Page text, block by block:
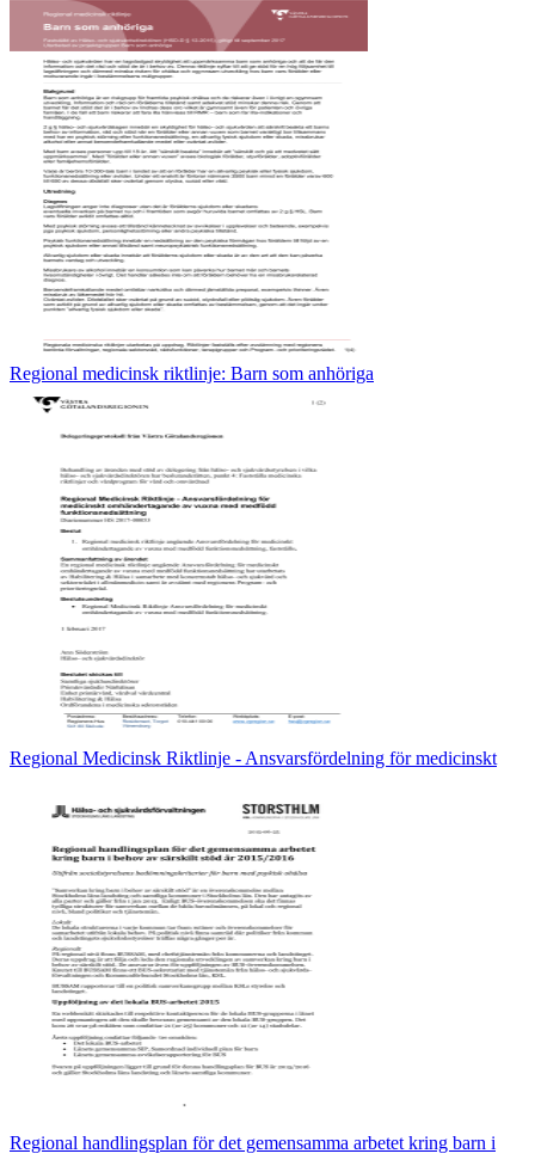
Regional medicinsk riktlinje: Barn som anhöriga
Regional Medicinsk Riktlinje - Ansvarsfördelning för medicinskt
Regional handlingsplan för det gemensamma arbetet kring barn i